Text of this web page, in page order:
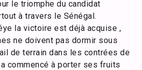
le triomphe du candidat
à travers le Sénégal.
la victoire est déjà acquise ,
ne doivent pas dormir sous
de terrain dans les contrées de
commencé à porter ses fruits